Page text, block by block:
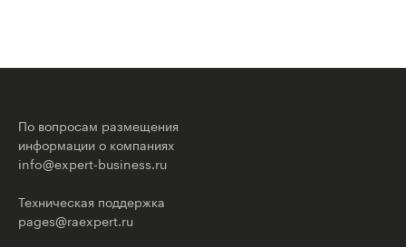
По вопросам размещения
информации о компаниях
info@expert-business.ru
Техническая поддержка
pages@raexpert.ru